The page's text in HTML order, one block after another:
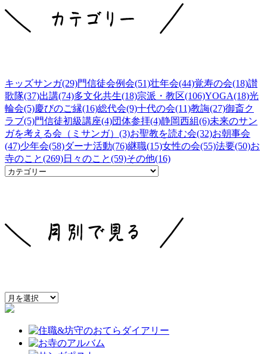
キッズサンガ(29)門信徒会例会(51)壮年会(44)覚寿の会(18)讃
歌隊(37)出講(74)多文化共生(18)宗派・教区(106)YOGA(18)光
輪会(5)慶びのご縁(16)総代会(9)十代の会(11)教誨(27)御斎ク
ラブ(5)門信徒初級講座(4)団体参拝(4)静岡西組(6)未来のサン
ガを考える会（ミサンガ）(3)お聖教を読む会(32)お朝事会
(47)少年会(58)ダーナ活動(76)継職(15)女性の会(55)法要(50)お
寺のこと(269)日々のこと(59)その他(16)